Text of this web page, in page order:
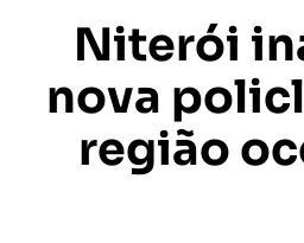
Niterói
nova
região